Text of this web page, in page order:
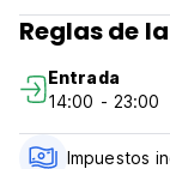
Echa un vistazo a
Política de
original language)
Reglas de
Entrada
14:00 - 23:00
Impuestos